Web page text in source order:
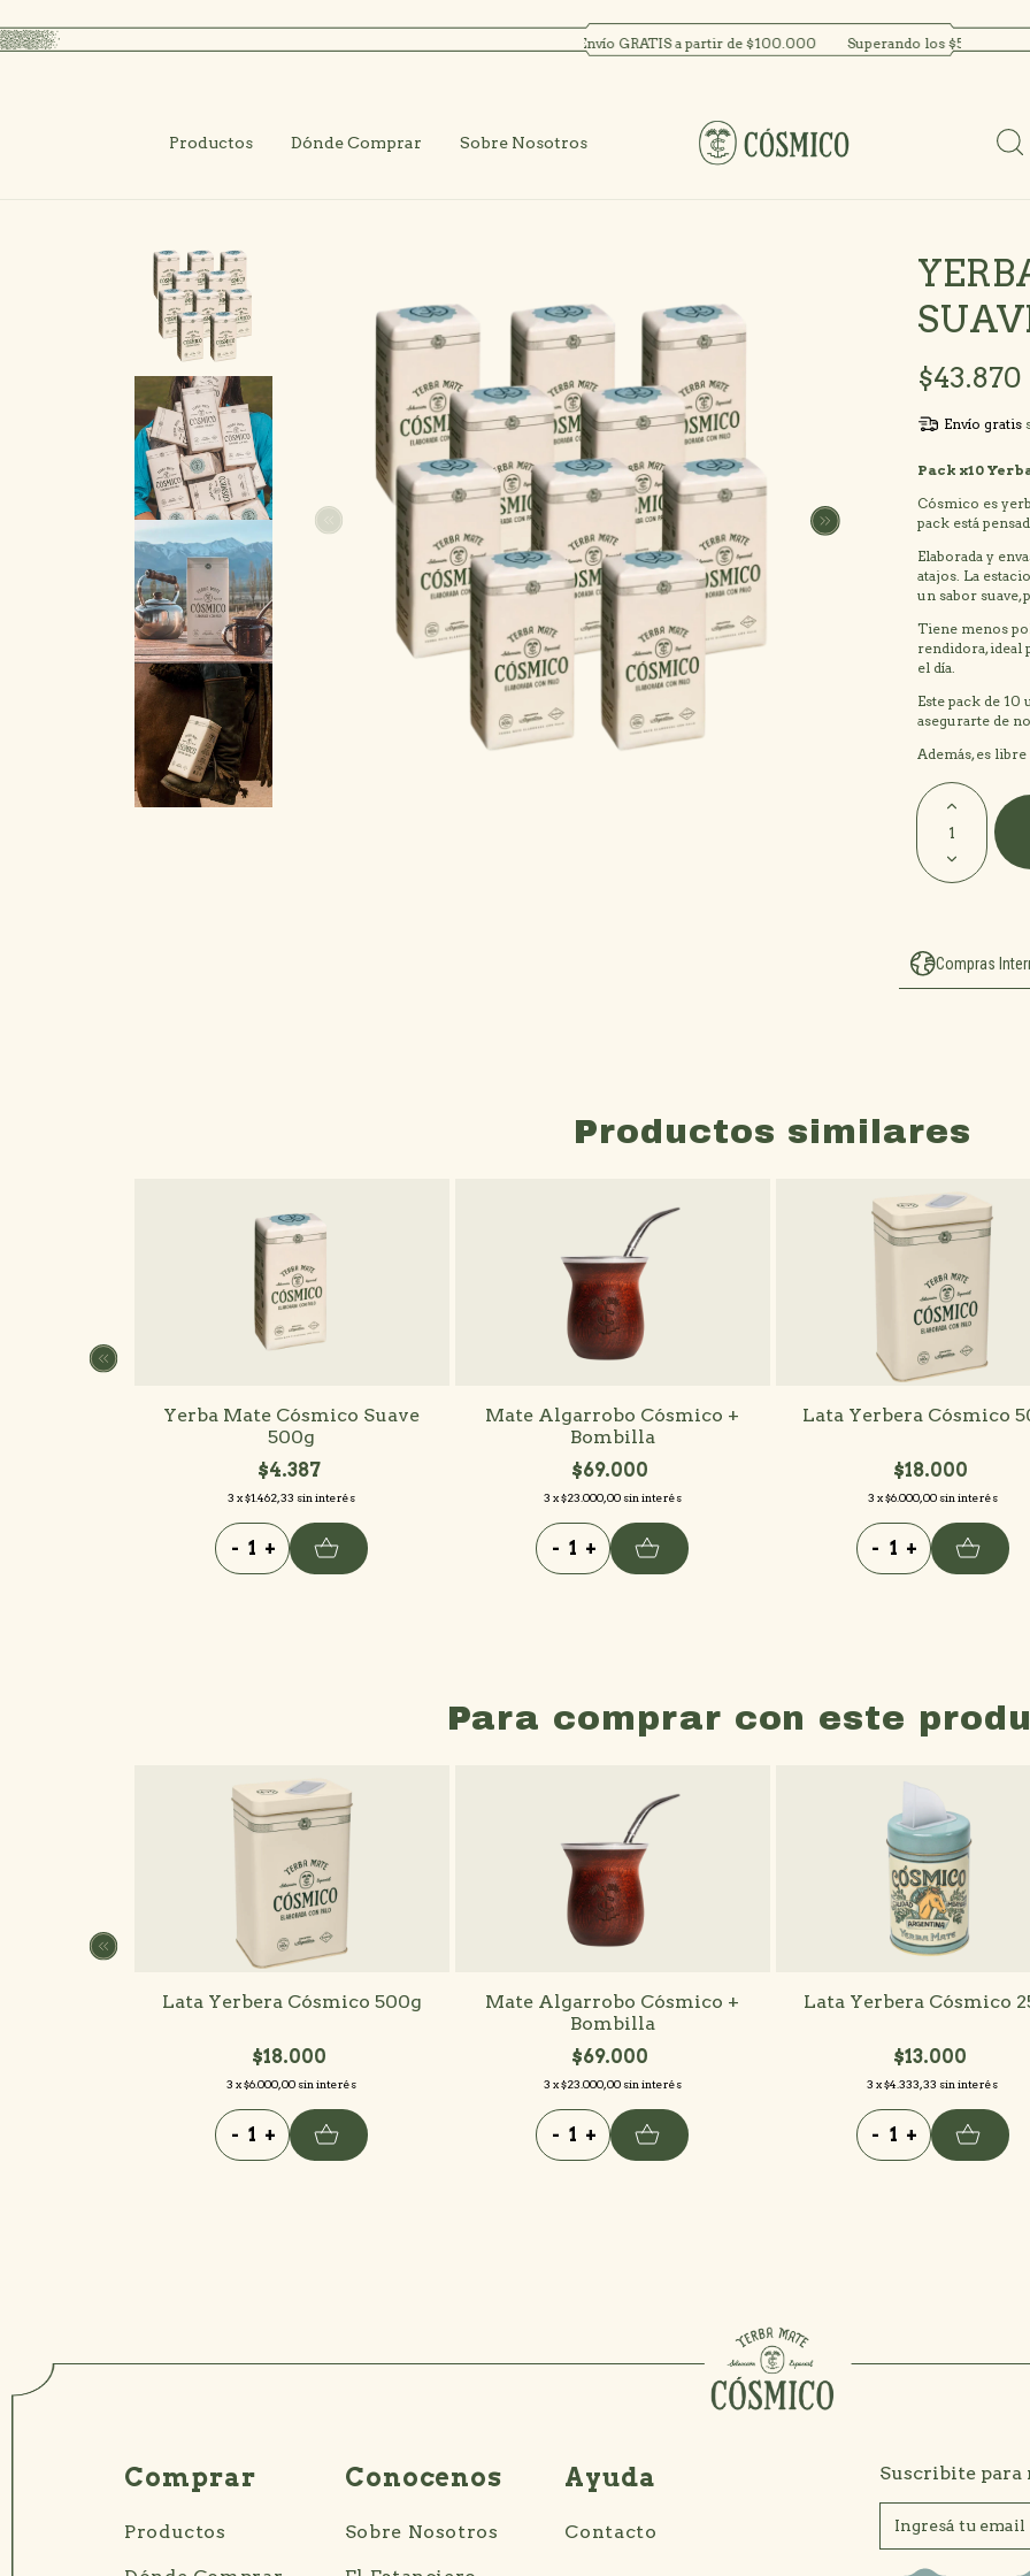
GRATIS a partir de $100.000 Envío GRATIS a partir de $100.000 Superando los $50.000 tenés
Productos Dónde Comprar Sobre Nosotros
$43.870
Envío gratis
Pack x10
Cósmico es
pack está
Elaborada y
atajos. La
un sabor suave,
Tiene menos
rendidora, ideal
el día.
Este pack de
asegurarte de
Además, es libre
Compras
Productos similares
Yerba Mate Cósmico Suave
500g
$4.387
3 x$1.462,33 sin interés
- +
Mate Algarrobo Cósmico +
Bombilla
$69.000
3 x$23.000,00sin interés
- +
Lata Yerbera Cósmico
$18.000
3 x$6.000,00sin interés
- +
Para comprar con este
Lata Yerbera Cósmico 500g
$18.000
3 x$6.000,00sin interés
- +
Mate Algarrobo Cósmico +
Bombilla
$69.000
3 x$23.000,00sin interés
- +
Lata Yerbera Cósmico
$13.000
3 x$4.333,33 sin interés
- +
Comprar
Productos
Conocenos
Sobre Nosotros
Ayuda
Contacto
Suscribite para